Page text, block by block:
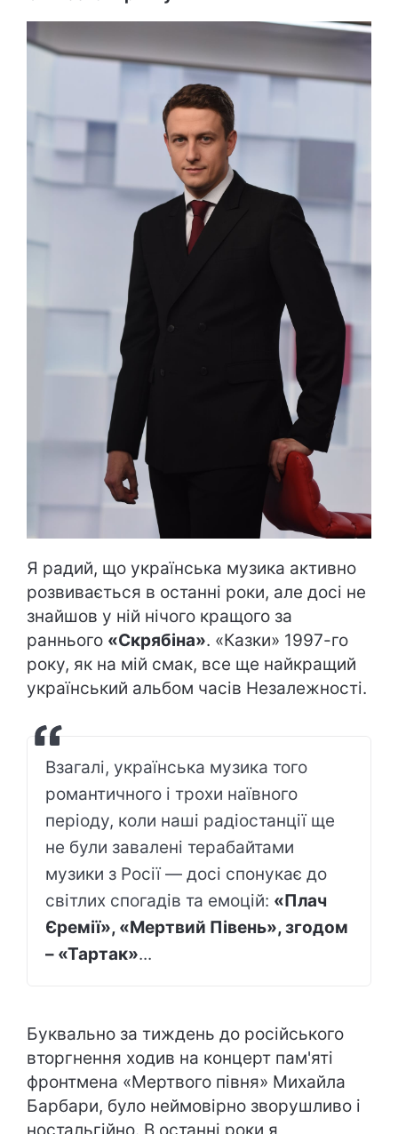
Я радий, що українська музика активно
розвивається в останні роки, але досі не
знайшов у ній нічого кращого за
раннього «Скрябіна». «Казки» 1997-го
року, як на мій смак, все ще найкращий
український альбом часів Незалежності.
Взагалі, українська музика того
романтичного і трохи наївного
періоду, коли наші радіостанції ще
не були завалені терабайтами
музики з Росії — досі спонукає до
світлих спогадів та емоцій: «Плач
Єремії», «Мертвий Півень», згодом
– «Тартак»...
Буквально за тиждень до російського
вторгнення ходив на концерт пам'яті
фронтмена «Мертвого півня» Михайла
Барбари, було неймовірно зворушливо і
ностальгійно. В останні роки я